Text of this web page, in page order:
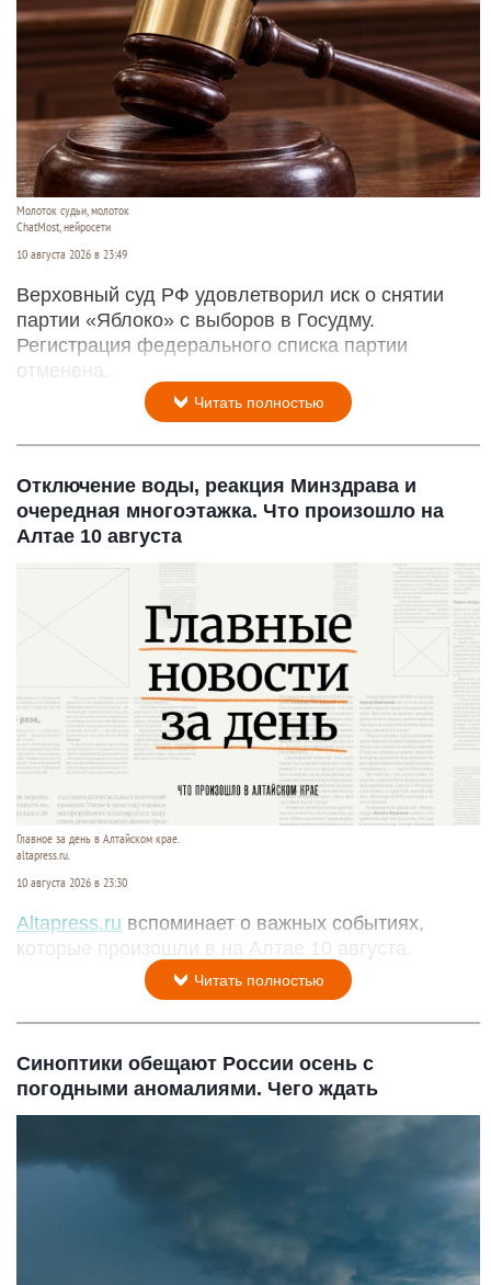
Молоток судьи, молоток
ChatMost, нейросети
10 августа 2026 в 23:49
Верховный суд РФ удовлетворил иск о снятии
партии «Яблоко» с выборов в Госудму.
Регистрация федерального списка партии
отменена.
Читать полностью
Отключение воды, реакция Минздрава и
очередная многоэтажка. Что произошло на
Алтае 10 августа
Главное за день в Алтайском крае.
altapress.ru.
10 августа 2026 в 23:30
Altapress.ru вспоминает о важных событиях,
которые произошли в на Алтае 10 августа.
Читать полностью
Синоптики обещают России осень с
погодными аномалиями. Чего ждать